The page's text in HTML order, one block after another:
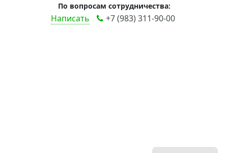
По вопросам сотрудничества:
Написать +7 (983) 311-90-00